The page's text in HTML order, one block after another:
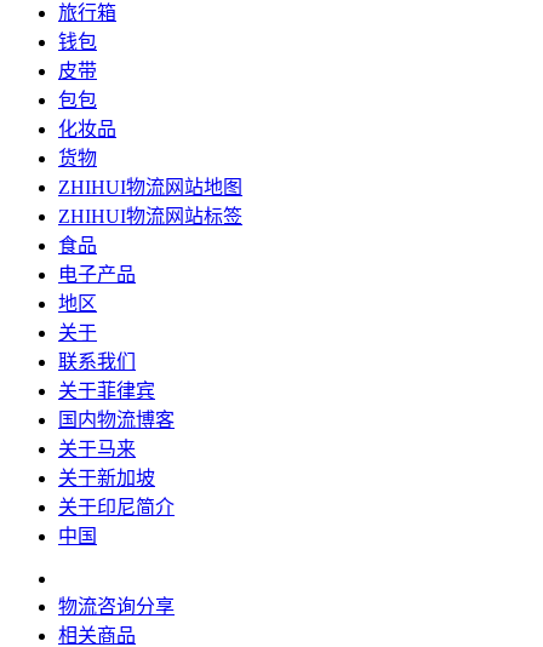
旅行箱
钱包
皮带
包包
化妆品
货物
ZHIHUI物流网站地图
ZHIHUI物流网站标签
食品
电子产品
地区
关于
联系我们
关于菲律宾
国内物流博客
关于马来
关于新加坡
关于印尼简介
中国
物流咨询分享
相关商品